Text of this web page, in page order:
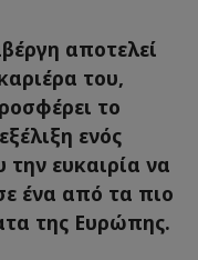
αποτελεί
του,
το
ενός
την ευκαιρία να
ένα από τα πιο
της Ευρώπης.